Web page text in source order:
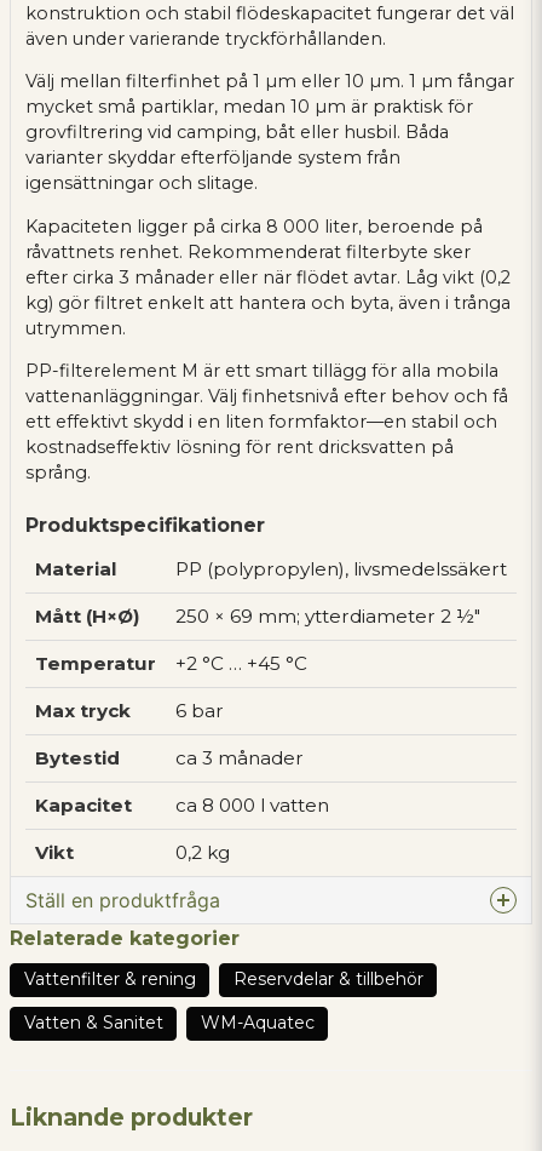
konstruktion och stabil flödeskapacitet fungerar det väl
även under varierande tryckförhållanden.
Välj mellan filterfinhet på 1 µm eller 10 µm. 1 µm fångar
mycket små partiklar, medan 10 µm är praktisk för
grovfiltrering vid camping, båt eller husbil. Båda
varianter skyddar efterföljande system från
igensättningar och slitage.
Kapaciteten ligger på cirka 8 000 liter, beroende på
råvattnets renhet. Rekommenderat filterbyte sker
efter cirka 3 månader eller när flödet avtar. Låg vikt (0,2
kg) gör filtret enkelt att hantera och byta, även i trånga
utrymmen.
PP-filterelement M är ett smart tillägg för alla mobila
vattenanläggningar. Välj finhetsnivå efter behov och få
ett effektivt skydd i en liten formfaktor—en stabil och
kostnadseffektiv lösning för rent dricksvatten på
språng.
Produktspecifikationer
Material
PP (polypropylen), livsmedelssäkert
Mått (H×Ø) 250 × 69 mm; ytterdiameter 2 ½″
Temperatur +2 °C … +45 °C
Max tryck 6 bar
Bytestid ca 3 månader
Kapacitet ca 8 000 l vatten
Vikt 0,2 kg
Ställ en produktfråga
Fråga oss något om denna produkten...
Relaterade kategorier
Vattenfilter & rening
Reservdelar & tillbehör
Vatten & Sanitet
WM-Aquatec
Liknande produkter